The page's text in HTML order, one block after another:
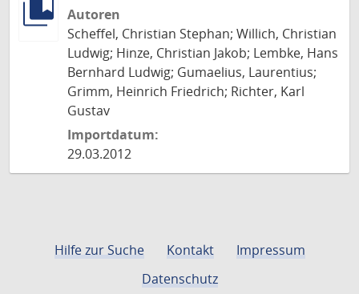
Autoren
Scheffel, Christian Stephan; Willich, Christian
Ludwig; Hinze, Christian Jakob; Lembke, Hans
Bernhard Ludwig; Gumaelius, Laurentius;
Grimm, Heinrich Friedrich; Richter, Karl
Gustav
Importdatum:
29.03.2012
Hilfe zur Suche Kontakt
Impressum
Datenschutz